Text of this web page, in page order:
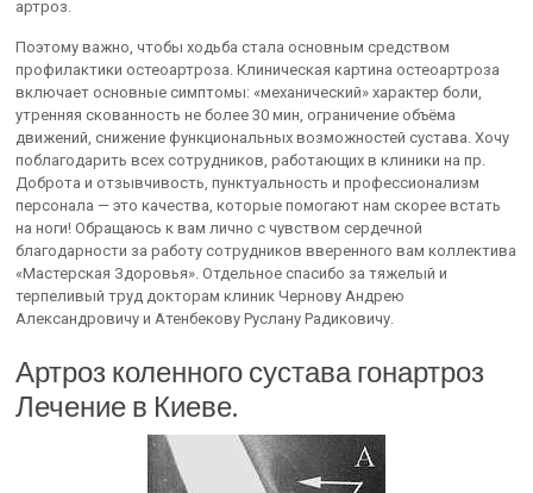
артроз.
Поэтому важно, чтобы ходьба стала основным средством
профилактики остеоартроза. Клиническая картина остеоартроза
включает основные симптомы: «механический» характер боли,
утренняя скованность не более 30 мин, ограничение объёма
движений, снижение функциональных возможностей сустава. Хочу
поблагодарить всех сотрудников, работающих в клиники на пр.
Доброта и отзывчивость, пунктуальность и профессионализм
персонала — это качества, которые помогают нам скорее встать
на ноги! Обращаюсь к вам лично с чувством сердечной
благодарности за работу сотрудников вверенного вам коллектива
«Мастерская Здоровья». Отдельное спасибо за тяжелый и
терпеливый труд докторам клиник Чернову Андрею
Александровичу и Атенбекову Руслану Радиковичу.
Артроз коленного сустава гонартроз
Лечение в Киеве.